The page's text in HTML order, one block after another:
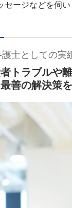
セージなどを伺い
士としての実
トラブルや
善の解決策